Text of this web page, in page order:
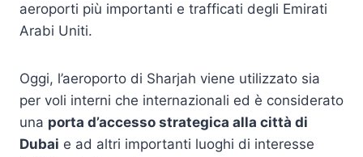
aeroporti più importanti e trafficati degli Emirati
Arabi Uniti.
Oggi, l’aeroporto di Sharjah viene utilizzato sia
per voli interni che internazionali ed è considerato
una porta d’accesso strategica alla città di
Dubai e ad altri importanti luoghi di interesse